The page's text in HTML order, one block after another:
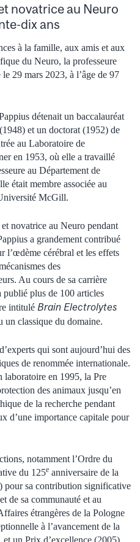
novatrice au Neuro
dix ans
à la famille, aux amis et aux
du Neuro, la professeure
29 mars 2023, à l’âge de 97
détenait un baccalauréat
et un doctorat (1952) de
au Laboratoire de
en 1953, où elle a travaillé
au Département de
était membre associée au
McGill.
novatrice au Neuro pendant
a grandement contribué
l’œdème cérébral et les effets
des
Au cours de sa carrière
publié plus de 100 articles
intitulé Brain Electrolytes
un classique du domaine.
qui sont aujourd’hui des
de renommée internationale.
laboratoire en 1995, la Pre
des animaux jusqu’en
de la recherche pendant
d’une importance capitale pour
notamment l’Ordre du
du 125e anniversaire de la
pour sa contribution significative
de sa communauté et au
étrangères de la Pologne
à l’avancement de la
un Prix d’excellence (2005)